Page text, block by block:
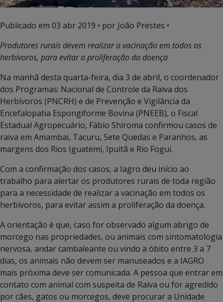
Publicado em 03 abr 2019 • por João Prestes •
Produtores rurais devem realizar a vacinação em todos os
herbívoros, para evitar a proliferação da doença
Na manhã desta quarta-feira, dia 3 de abril, o coordenador
dos Programas: Nacional de Controle da Raiva dos
Herbívoros (PNCRH) e de Prevenção e Vigilância da
Encefalopatia Espongiforme Bovina (PNEEB), o Fiscal
Estadual Agropecuário, Fábio Shiroma confirmou casos de
raiva em Amambai, Tacuru, Sete Quedas e Paranhos, as
margens dos Rios Iguatemi, Ipuitã e Rio Fogui.
Com a confirmação dos casos, a Iagro deu início ao
trabalho para alertar os produtores rurais de toda região
para a necessidade de realizar a vacinação em todos os
herbívoros, para evitar assim a proliferação da doença.
A orientação é que, caso for observado algum abrigo de
morcego nas propriedades, ou animais com sintomatologia
nervosa, andar cambaleante ou vindo a óbito entre 3 a 7
dias, os animais não devem ser manuseados e a IAGRO
mais próxima deve ser comunicada. A pessoa que entrar em
contato com animal com suspeita de Raiva ou for agredido
por cães, gatos ou morcegos, deve procurar a Unidade